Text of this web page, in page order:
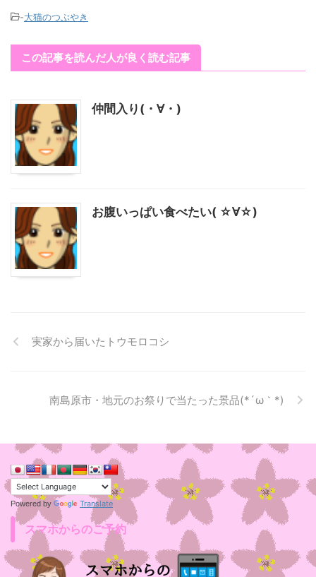
-大猫のつぶやき
この記事を読んだ人が良く読む記事
仲間入り(・∀・)
お腹いっぱい食べたい( ☆∀☆)
実家から届いたトウモロコシ
南島原市・地元のお祭りで当たった景品(*´ω｀*)
Powered by Translate
スマホからのご予約